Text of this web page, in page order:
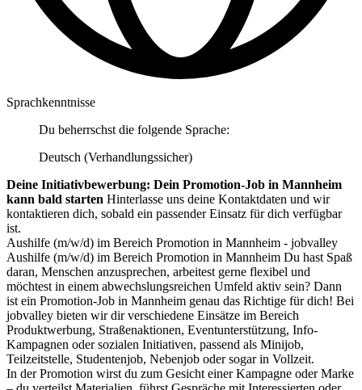
Sprachkenntnisse
Du beherrschst die folgende Sprache:
Deutsch (Verhandlungssicher)
Deine Initiativbewerbung: Dein Promotion-Job in Mannheim
kann bald starten Hinterlasse uns deine Kontaktdaten und wir
kontaktieren dich, sobald ein passender Einsatz für dich verfügbar
ist.
Aushilfe (m/w/d) im Bereich Promotion in Mannheim - jobvalley
Aushilfe (m/w/d) im Bereich Promotion in Mannheim Du hast Spaß
daran, Menschen anzusprechen, arbeitest gerne flexibel und
möchtest in einem abwechslungsreichen Umfeld aktiv sein? Dann
ist ein Promotion-Job in Mannheim genau das Richtige für dich! Bei
jobvalley bieten wir dir verschiedene Einsätze im Bereich
Produktwerbung, Straßenaktionen, Eventunterstützung, Info-
Kampagnen oder sozialen Initiativen, passend als Minijob,
Teilzeitstelle, Studentenjob, Nebenjob oder sogar in Vollzeit.
In der Promotion wirst du zum Gesicht einer Kampagne oder Marke